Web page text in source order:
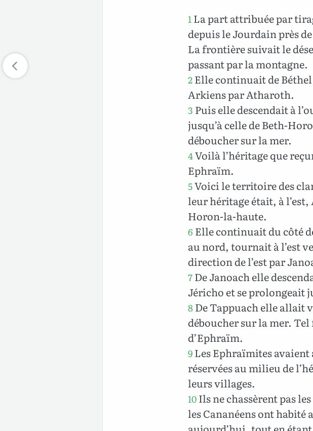
1La part attribuée par
depuis le Jourdain près
La frontière suivait le
passant par la montagne.
2Elle continuait de
Arkiens par Atharoth.
3 Puis elle descendait à
jusqu’à celle de Beth-
déboucher sur la mer.
4Voilà l’héritage que
Ephraïm.
5Voici le territoire des
leur héritage était, à
Horon-la-haute.
6 Elle continuait du côté
au nord, tournait à l’est
direction de l’est par
7De Janoach elle
Jéricho et se prolongeait
8De Tappuach elle allait
déboucher sur la mer.
d’Ephraïm.
9Les Ephraïmites
réservées au milieu de
leurs villages.
10Ils ne chassèrent pas
les Cananéens ont habité